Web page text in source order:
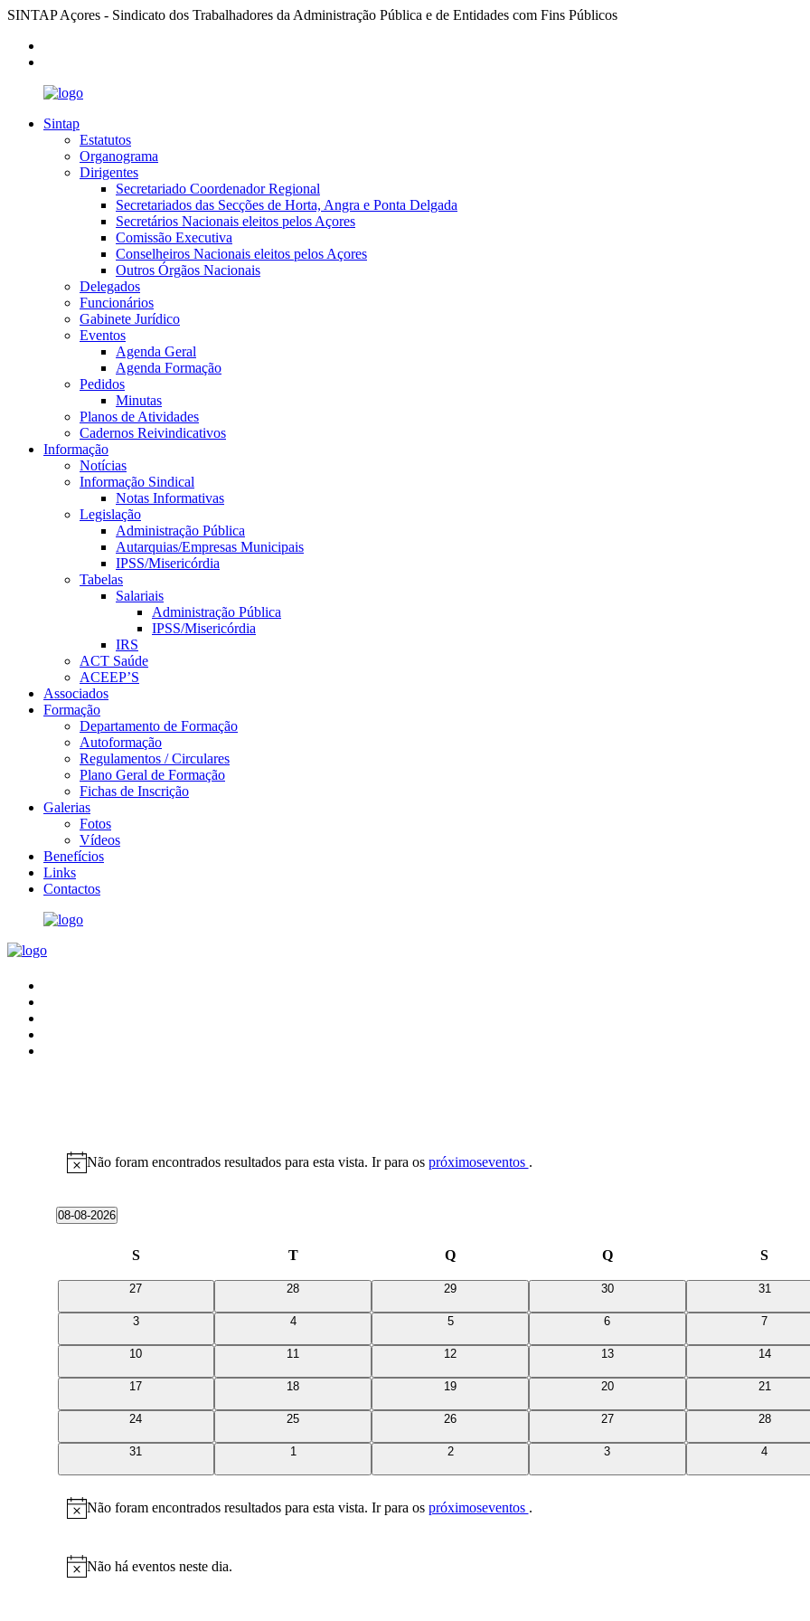
SINTAP Açores - Sindicato dos Trabalhadores da Administração Pública e de Entidades com Fins Públicos
Sintap
Estatutos
Organograma
Dirigentes
Secretariado Coordenador Regional
Secretariados das Secções de Horta, Angra e Ponta Delgada
Secretários Nacionais eleitos pelos Açores
Comissão Executiva
Conselheiros Nacionais eleitos pelos Açores
Outros Órgãos Nacionais
Delegados
Funcionários
Gabinete Jurídico
Eventos
Agenda Geral
Agenda Formação
Pedidos
Minutas
Planos de Atividades
Cadernos Reivindicativos
Informação
Notícias
Informação Sindical
Notas Informativas
Legislação
Administração Pública
Autarquias/Empresas Municipais
IPSS/Misericórdia
Tabelas
Salariais
Administração Pública
IPSS/Misericórdia
IRS
ACT Saúde
ACEEP’S
Associados
Formação
Departamento de Formação
Autoformação
Regulamentos / Circulares
Plano Geral de Formação
Fichas de Inscrição
Galerias
Fotos
Vídeos
Benefícios
Links
Contactos
AvisoNão foram encontrados resultados para esta vista. Ir para os próximoseventos .
08-08-2026
Calendário
de
Eventos
SSegunda-
TTerça-
Q QQuinta-
S
0
27
0
28
0
29
0
30
0
31
0
3
0
4
0
5
0
6
0
7
010
011
012
013
014
017
018
019
0
20
0
21
0
24
0
25
0
26
0
27
0
28
0
31
01
0
2
0
3
0
4
AvisoNão foram encontrados resultados para esta vista. Ir para os próximoseventos .
AvisoNão há eventos neste dia.